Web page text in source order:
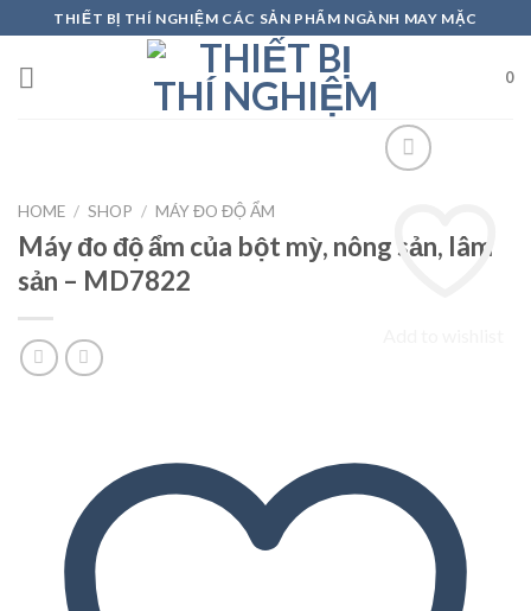
to
content
THIẾT BỊ THÍ NGHIỆM CÁC SẢN PHẨM NGÀNH MAY MẶC
0
HOME / SHOP / MÁY ĐO ĐỘ ẨM
Máy đo độ ẩm của bột mỳ, nông sản, lâm
sản – MD7822